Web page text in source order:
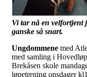
Vi tar nå en velfortjent
ganske så snart.
Ungdommene med
med samling i
Brekåsen skole
løpetrening onsdager